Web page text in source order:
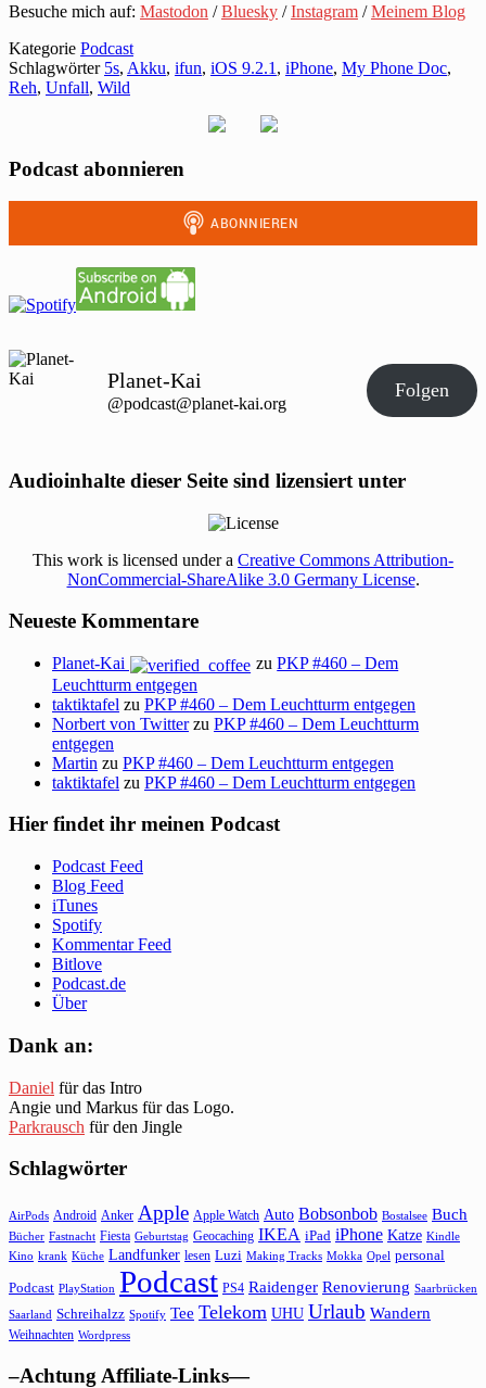
Besuche mich auf: Mastodon /Bluesky /Instagram /Meinem Blog
Kategorie Podcast
Schlagwörter 5s, Akku, ifun, iOS 9.2.1 , iPhone, My Phone Doc,
Reh, Unfall, Wild
Podcast abonnieren
Planet-Kai
@podcast@planet-kai.org
Folgen
Audioinhalte dieser Seite sind lizensiert unter
This work is licensed under a Creative Commons Attribution-
NonCommercial-ShareAlike 3.0 Germany License.
Neueste Kommentare
Planet-Kai zuPKP #460 – Dem
Leuchtturm entgegen
taktiktafel zu PKP #460 – Dem Leuchtturm entgegen
Norbert von Twitterzu PKP #460 – Dem Leuchtturm
entgegen
Martin zu PKP #460 – Dem Leuchtturm entgegen
taktiktafel zu PKP #460 – Dem Leuchtturm entgegen
Hier findet ihr meinen Podcast
Podcast Feed
Blog Feed
iTunes
Spotify
Kommentar Feed
Bitlove
Podcast.de
Über
Dank an:
Daniel für das Intro
Angie und Markus für das Logo.
Parkrausch für den Jingle
Schlagwörter
AirPods Android Anker Apple Apple Watch Auto Bobsonbob Bostalsee Buch
Bücher Fastnacht Fiesta Geburtstag Geocaching IKEA iPad iPhone Katze Kindle
Kino krank Küche Landfunker lesen Luzi Making Tracks Mokka Opel personal
Podcast PlayStation Podcast PS4 Raidenger Renovierung Saarbrücken
Saarland Schreihalzz Spotify Tee Telekom UHU Urlaub Wandern
Weihnachten Wordpress
–Achtung Affiliate-Links—